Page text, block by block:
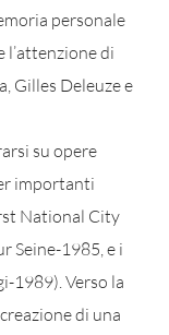
personale
l’attenzione di
Gilles Deleuze e
su opere
importanti
National City
Seine-1985, e i
1989). Verso la
di una